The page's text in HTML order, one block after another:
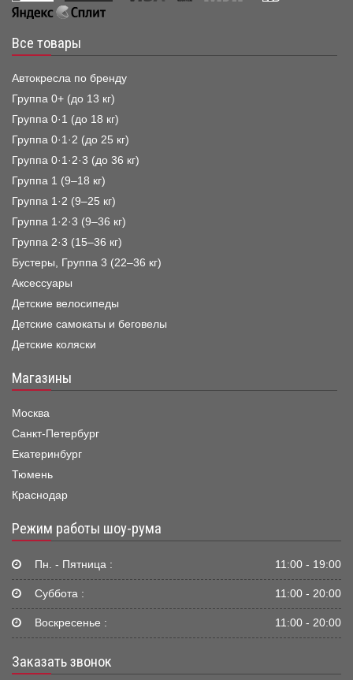
Все товары
Автокресла по бренду
Группа 0+ (до 13 кг)
Группа 0·1 (до 18 кг)
Группа 0·1·2 (до 25 кг)
Группа 0·1·2·3 (до 36 кг)
Группа 1 (9–18 кг)
Группа 1·2 (9–25 кг)
Группа 1·2·3 (9–36 кг)
Группа 2·3 (15–36 кг)
Бустеры, Группа 3 (22–36 кг)
Аксессуары
Детские велосипеды
Детские самокаты и беговелы
Детские коляски
Магазины
Москва
Санкт-Петербург
Екатеринбург
Тюмень
Краснодар
Режим работы шоу-рума
Пн. - Пятница : 11:00 - 19:00
Суббота : 11:00 - 20:00
Воскресенье : 11:00 - 20:00
Заказать звонок